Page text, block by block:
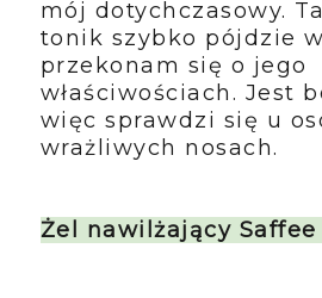
mój dotychczasowy.
tonik szybko pójdzie
przekonam się o jego
właściwościach. Jest
więc sprawdzi się u
wrażliwych nosach.
Żel nawilżający Saffee